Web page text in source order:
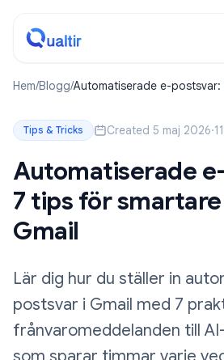
Hem/Blogg/Automatiserade e-
Tips & Tricks Created 5 maj 2026·
Automatiserade
7 tips för
Gmail
Lär dig hur du ställer in
postsvar i Gmail med 7
frånvaromeddelanden till